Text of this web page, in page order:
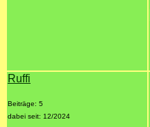
Ruffi
Beiträge: 5
dabei seit: 12/2024